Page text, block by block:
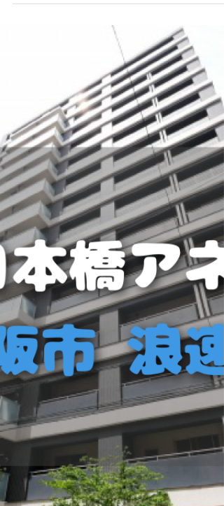
널로 새롭게 운영하게 되었습니다! 🎉 이제 모
든 상담은 Best-Estate 회원가입 + 카카오
연동을 통해 진행되며, 담당자가 배정되어 1:1
맞춤 상담을 받으실 수 있습니다. 😊
---------------------------
------------------------------
📋 회원가입 & 카카오톡 연동 방법 👇 이미지
터치하면 더 크게 확인하실 수 있습니다 👇 상
안내는 이미지 하단에서 확인해 주세요. ✅
STEP 1 : 회원가입 아래 두 가지 방법 중 하나
로 진행해 주세요. ▶ 방법 A : 게시물